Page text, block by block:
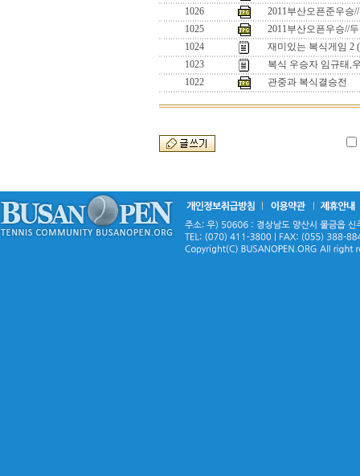
1026
2011부산오픈준우승
1025
2011부산오픈우승//
1024
재미있는 복식게임 2
1023
복식 우승자 임규태,
1022
관중과 복식결승전